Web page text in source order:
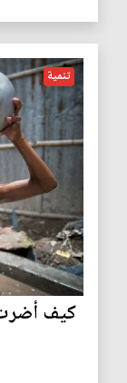
تنمية
كيف أضرت